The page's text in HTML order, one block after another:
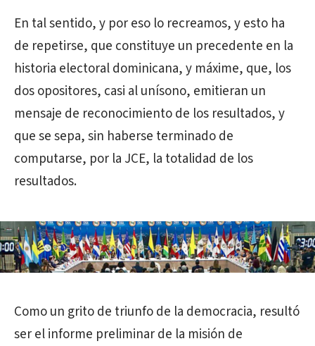
En tal sentido, y por eso lo recreamos, y esto ha
de repetirse, que constituye un precedente en la
historia electoral dominicana, y máxime, que, los
dos opositores, casi al unísono, emitieran un
mensaje de reconocimiento de los resultados, y
que se sepa, sin haberse terminado de
computarse, por la JCE, la totalidad de los
resultados.
Como un grito de triunfo de la democracia, resultó
ser el informe preliminar de la misión de